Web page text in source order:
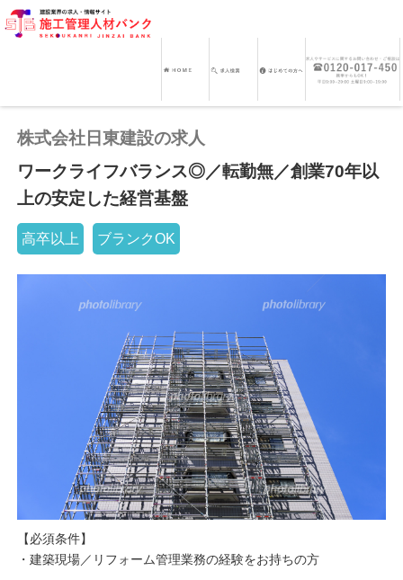
株式会社日東建設の求人
ワークライフバランス◎／転勤無／創業70年以
上の安定した経営基盤
高卒以上 ブランクOK
【必須条件】
・建築現場／リフォーム管理業務の経験をお持ちの方